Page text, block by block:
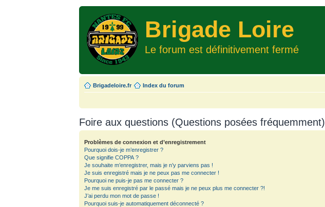
Brigade Loire
Le forum est définitivement fermé
Brigadeloire.fr Index du forum
Foire aux questions (Questions posées fréquemment)
Problèmes de connexion et d’enregistrement
Pourquoi dois-je m’enregistrer ?
Que signifie COPPA ?
Je souhaite m’enregistrer, mais je n’y parviens pas !
Je suis enregistré mais je ne peux pas me connecter !
Pourquoi ne puis-je pas me connecter ?
Je me suis enregistré par le passé mais je ne peux plus me connecter ?!
J’ai perdu mon mot de passe !
Pourquoi suis-je automatiquement déconnecté ?